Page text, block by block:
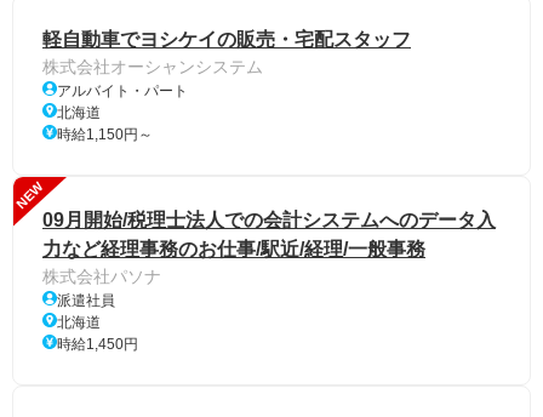
軽自動車でヨシケイの販売・宅配スタッフ
株式会社オーシャンシステム
アルバイト・パート
北海道
時給1,150円～
NEW
09月開始/税理士法人での会計システムへのデータ入
力など経理事務のお仕事/駅近/経理/一般事務
株式会社パソナ
派遣社員
北海道
時給1,450円